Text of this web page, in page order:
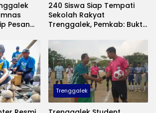
Pesan
240 Siswa Siap Tempati
Sekolah Rakyat
Trenggalek, Pemkab: Bukti
Anak Kurang Mampu
Trenggalek